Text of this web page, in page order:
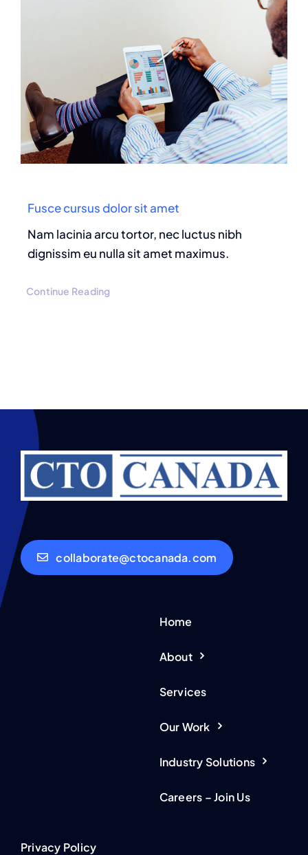
Fusce cursus dolor sit amet
Nam lacinia arcu tortor, nec luctus nibh
dignissim eu nulla sit amet maximus.
Continue Reading
collaborate@ctocanada.com
Home
About
Services
Our Work
Industry Solutions
Careers – Join Us
Privacy Policy